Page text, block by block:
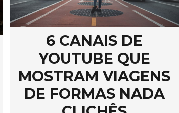
6 CANAIS DE
YOUTUBE QUE
MOSTRAM VIAGENS
DE FORMAS NADA